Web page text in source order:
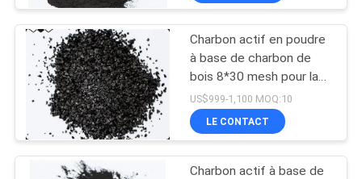
CONTRÔLE
QUALITÉ
CONTACTEZ-
NOUS
Charbon actif en
poudre
Charbon actif en poudre
à base de charbon de
bois 8*30 mesh pour la
purification des eaux
usées
US$999-1,100 MOQ:10
LE CONTACT
Charbon actif à base de